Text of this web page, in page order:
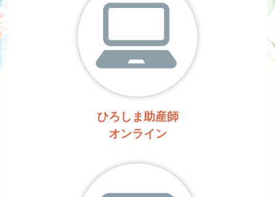
ひろしま助産師
オンライン